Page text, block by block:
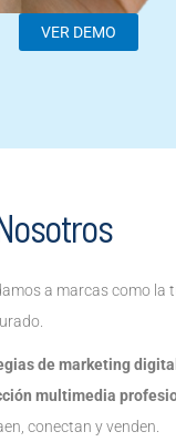
VER DEMO
a marcas como la
de marketing digital
multimedia
conectan y venden.